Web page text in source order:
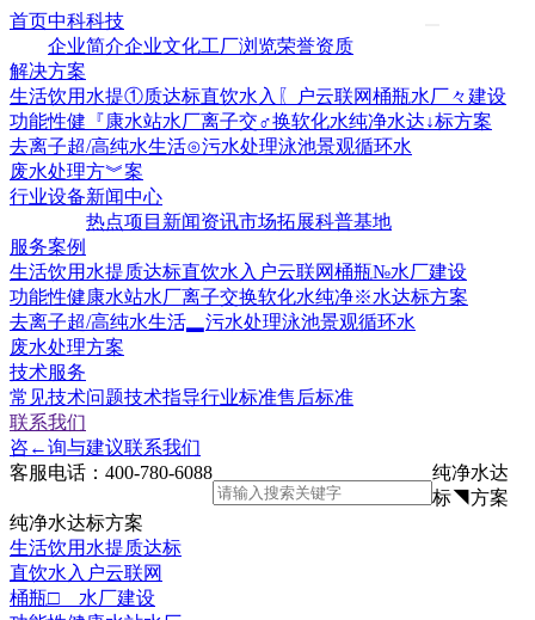
首页中科科技
企业简介企业文化工厂浏览荣誉资质
解决方案
生活饮用水提①质达标直饮水入〖户云联网桶瓶水厂々建设
功能性健『康水站水厂离子交♂换软化水纯净水达↓标方案
去离子超/高纯水生活⊙污水处理泳池景观循环水
废水处理方︾案
行业设备新闻中心
热点项目 新闻资讯市场拓展科普基地
服务案例
生活饮用水提质达标直饮水入户云联网桶瓶№水厂建设
功能性健康水站水厂离子交换软化水纯净※水达标方案
去离子超/高纯水生活▂污水处理泳池景观循环水
废水处理方案
技术服务
常见技术问题技术指导行业标准售后标准
联系我们
咨←询与建议联系我们
客服电话： 400-780-6088
纯净水达
标◥方案
纯净水达标方案
生活饮用水提质达标
直饮水入户云联网
桶瓶□ 水厂建设